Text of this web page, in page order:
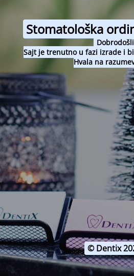
Stomatološka
Sajt je trenutno u fazi izrade i
Hvala na
© Dentix